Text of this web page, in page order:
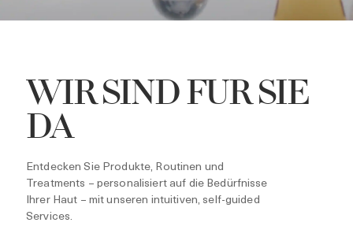
WIR SIND FÜR SIE
DA
Entdecken Sie Produkte, Routinen und
Treatments – personalisiert auf die Bedürfnisse
Ihrer Haut – mit unseren intuitiven, self-guided
Services.